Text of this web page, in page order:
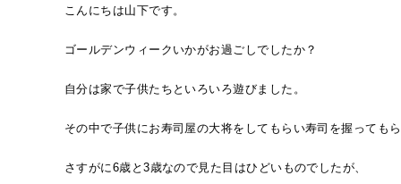
こんにちは山下です。
ゴールデンウィークいかがお過ごしでしたか？
自分は家で子供たちといろいろ遊びました。
その中で子供にお寿司屋の大将をしてもらい寿司を握ってもら
さすがに6歳と3歳なので見た目はひどいものでしたが、